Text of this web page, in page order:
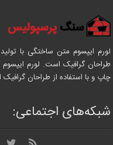
لورم ایپسوم متن ساختگی با
طراحان گرافیک است. لورم
چاپ و با استفاده از طراحان
شبکه‌های اجتماعی: